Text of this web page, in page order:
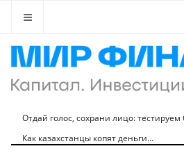
Отдай голос, сохрани лицо:
Как казахстанцы копят деньги...